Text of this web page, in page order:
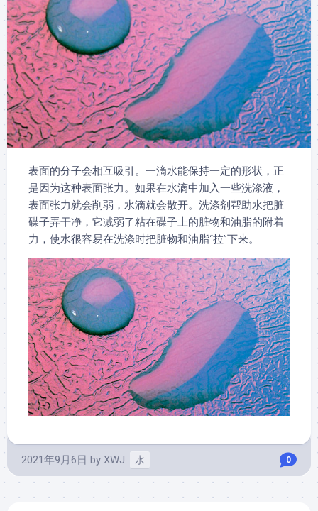
表面的分子会相互吸引。一滴水能保持一定的形状，正
是因为这种表面张力。如果在水滴中加入一些洗涤液，
表面张力就会削弱，水滴就会散开。洗涤剂帮助水把脏
碟子弄干净，它减弱了粘在碟子上的脏物和油脂的附着
力，使水很容易在洗涤时把脏物和油脂“拉”下来。
2021年9月6日 by XWJ 水 0